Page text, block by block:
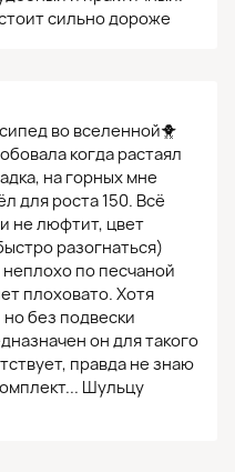
сильно дороже
во вселенной🐥
когда растаял
на горных мне
для роста 150. Всё
не люфтит, цвет
разогнаться)
по песчаной
плоховато. Хотя
без подвески
он для такого
правда не знаю
Шульцу